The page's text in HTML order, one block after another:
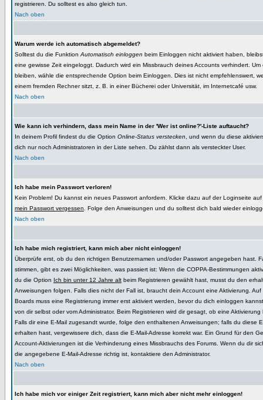
registrieren. Du solltest es also gleich tun.
Nach oben
Warum werde ich automatisch abgemeldet?
Solltest du die Funktion Automatisch einloggen beim Einloggen nicht aktiviert haben,
eine gewisse Zeit eingeloggt. Dadurch wird ein Missbrauch deines Accounts verhindert.
bleiben, wähle die entsprechende Option beim Einloggen. Dies ist nicht empfehlenswert,
einem fremden Rechner sitzt, z. B. in einer Bücherei oder Universität, im Internetcafé usw.
Nach oben
Wie kann ich verhindern, dass mein Name in der 'Wer ist online?'-Liste auftaucht?
In deinem Profil findest du die Option Online-Status verstecken , und wenn du diese
dich nur noch Administratoren in der Liste sehen. Du zählst dann als versteckter User.
Nach oben
Ich habe mein Passwort verloren!
Kein Problem! Du kannst ein neues Passwort anfordern. Klicke dazu auf der Loginseite auf
mein Passwort vergessen . Folge den Anweisungen und du solltest dich bald wieder
Nach oben
Ich habe mich registriert, kann mich aber nicht einloggen!
Überprüfe erst, ob du den richtigen Benutzernamen und/oder Passwort angegeben hast.
stimmen, gibt es zwei Möglichkeiten, was passiert ist: Wenn die COPPA-Bestimmungen
du die Option Ich bin unter 12 Jahre alt beim Registrieren gewählt hast, musst du den
Anweisungen folgen. Falls dies nicht der Fall ist, braucht dein Account eine Aktivierung. Auf
Boards muss eine Registrierung immer erst aktiviert werden, bevor du dich einloggen
von dir selbst oder vom Administrator. Beim Registrieren wird dir gesagt, ob eine Aktivierung
Falls dir eine E-Mail zugesandt wurde, folge den enthaltenen Anweisungen; falls du diese
erhalten hast, vergewissere dich, dass die E-Mail-Adresse korrekt war. Ein Grund für den
Account-Aktivierungen ist die Verhinderung eines Missbrauchs des Forums. Wenn du dir
die angegebene E-Mail-Adresse richtig ist, kontaktiere den Administrator.
Nach oben
Ich habe mich vor einiger Zeit registriert, kann mich aber nicht mehr einloggen!